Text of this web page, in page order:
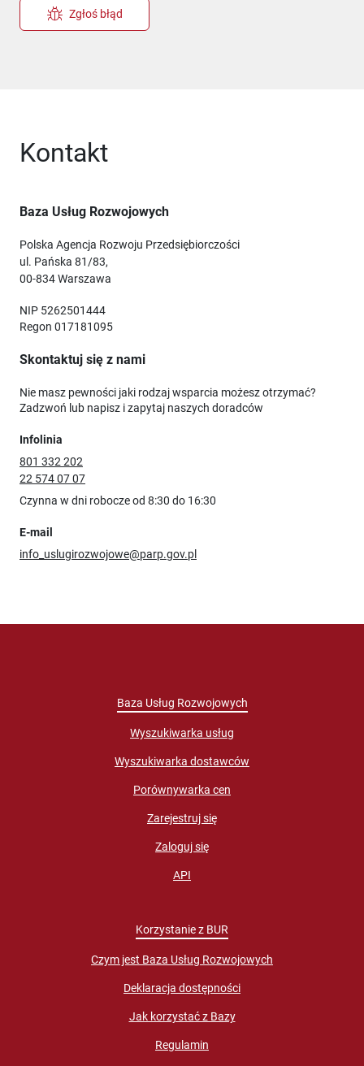
Zgłoś błąd
Kontakt
Baza Usług Rozwojowych
Polska Agencja Rozwoju Przedsiębiorczości
ul. Pańska 81/83,
00-834 Warszawa
NIP 5262501444
Regon 017181095
Skontaktuj się z nami
Nie masz pewności jaki rodzaj wsparcia możesz otrzymać?
Zadzwoń lub napisz i zapytaj naszych doradców
Infolinia
801 332 202
22 574 07 07
Czynna w dni robocze od 8:30 do 16:30
E-mail
info_uslugirozwojowe@parp.gov.pl
Baza Usług Rozwojowych
Wyszukiwarka usług
Wyszukiwarka dostawców
Porównywarka cen
Zarejestruj się
Zaloguj się
API
Korzystanie z BUR
Czym jest Baza Usług Rozwojowych
Deklaracja dostępności
Jak korzystać z Bazy
Regulamin